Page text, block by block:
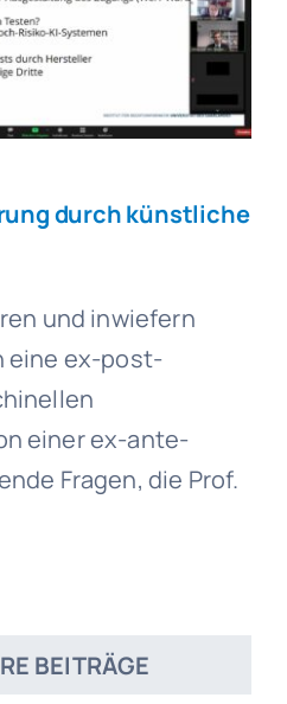
durch künstliche
und inwiefern
eine ex-post-
einer ex-ante-
Fragen, die Prof.
BEITRÄGE